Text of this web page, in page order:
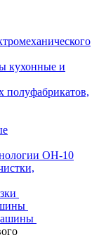
кухонные и
ОН-10